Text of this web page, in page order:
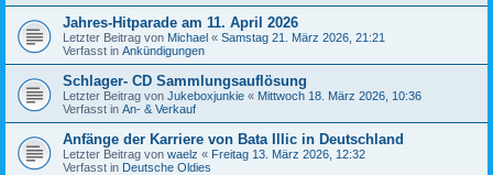
Jahres-Hitparade am 11. April 2026
Letzter Beitrag von Michael « Samstag 21. März 2026, 21:21
Verfasst in Ankündigungen
Schlager- CD Sammlungsauflösung
Letzter Beitrag von Jukeboxjunkie « Mittwoch 18. März 2026, 10:36
Verfasst in An- & Verkauf
Anfänge der Karriere von Bata Illic in Deutschland
Letzter Beitrag von waelz « Freitag 13. März 2026, 12:32
Verfasst in Deutsche Oldies